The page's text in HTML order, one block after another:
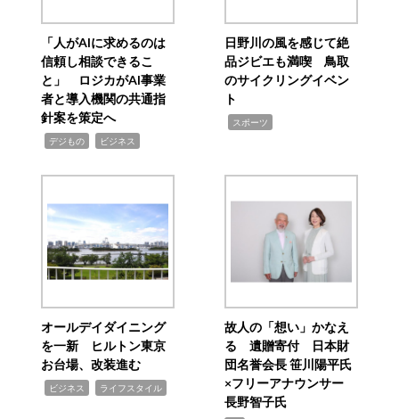
「人がAIに求めるのは
信頼し相談できるこ
と」 ロジカがAI事業
者と導入機関の共通指
針案を策定へ
デジもの ビジネス
日野川の風を感じて絶
品ジビエも満喫 鳥取
のサイクリングイベン
ト
スポーツ
オールデイダイニング
を一新 ヒルトン東京
お台場、改装進む
ビジネス ライフスタイル
故人の「想い」かなえ
る 遺贈寄付 日本財
団名誉会長 笹川陽平氏
×フリーアナウンサー
長野智子氏